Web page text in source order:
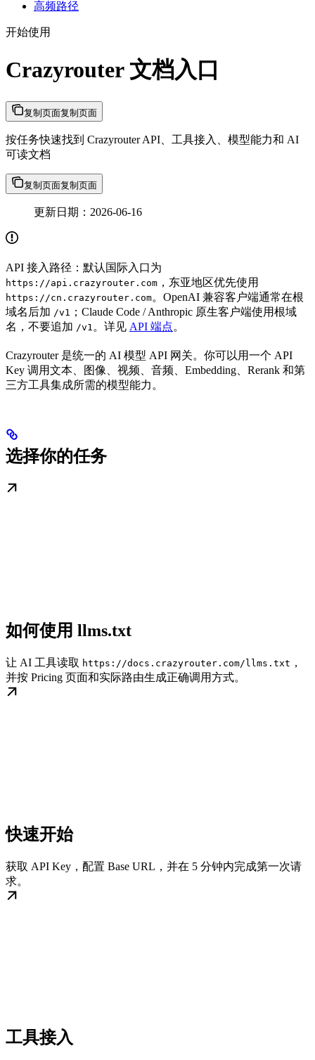
高频路径
开始使用
Crazyrouter 文档入口
复制页面复制页面
按任务快速找到 Crazyrouter API、工具接入、模型能力和 AI
可读文档
复制页面复制页面
更新日期：2026-06-16
API 接入路径：默认国际入口为
https://api.crazyrouter.com ，东亚地区优先使用
https://cn.crazyrouter.com。OpenAI 兼容客户端通常在根
域名后加 /v1
；Claude Code / Anthropic 原生客户端使用根域
名，不要追加 /v1 。详见 API 端点。
Crazyrouter 是统一的 AI 模型 API 网关。你可以用一个 API
Key 调用文本、图像、视频、音频、Embedding、Rerank 和第
三方工具集成所需的模型能力。
选择你的任务
如何使用 llms.txt
让 AI 工具读取 https://docs.crazyrouter.com/llms.txt ，
并按 Pricing 页面和实际路由生成正确调用方式。
快速开始
获取 API Key，配置 Base URL，并在 5 分钟内完成第一次请
求。
工具接入